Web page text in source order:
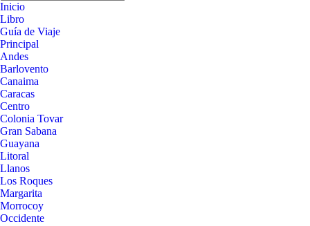
Inicio
Libro
Guía de Viaje
Principal
Andes
Barlovento
Canaima
Caracas
Centro
Colonia Tovar
Gran Sabana
Guayana
Litoral
Llanos
Los Roques
Margarita
Morrocoy
Occidente